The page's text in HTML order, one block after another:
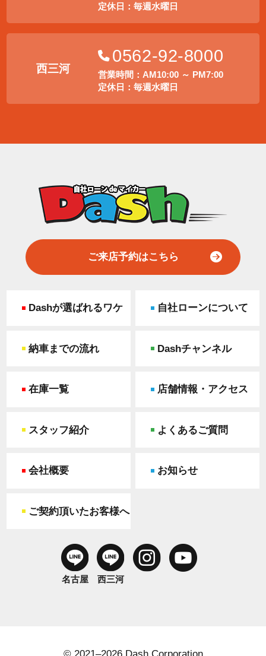
定休日：毎週水曜日
西三河
0562-92-8000
営業時間：AM10:00 ～ PM7:00
定休日：毎週水曜日
ご来店予約はこちら
Dashが選ばれるワケ 自社ローンについて
納車までの流れ Dashチャンネル
在庫一覧 店舗情報・アクセス
スタッフ紹介 よくあるご質問
会社概要 お知らせ
ご契約頂いたお客様へ
名古屋 西三河